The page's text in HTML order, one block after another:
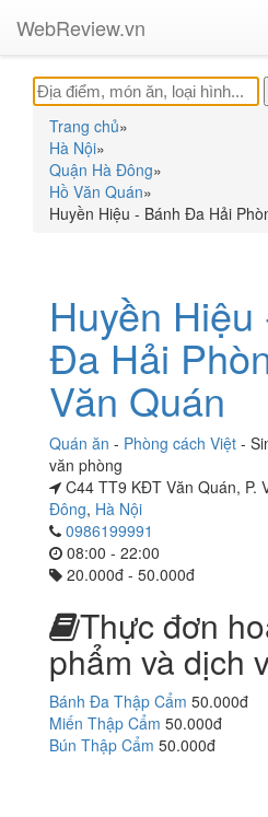
WebReview.vn
Trang chủ»
Hà Nội»
Quận Hà Đông»
Hồ Văn Quán»
Huyền Hiệu - Bánh Đa Hải
Huyền Hiệu
Đa Hải
Văn Quán
Quán ăn - Phòng cách Việt -
văn phòng
C44 TT9 KĐT Văn Quán, P.
Đông, Hà Nội
0986199991
08:00 - 22:00
20.000đ - 50.000đ
Thực đơn
phẩm và dịch
Bánh Đa Thập Cẩm 50.000đ
Miến Thập Cẩm 50.000đ
Bún Thập Cẩm 50.000đ